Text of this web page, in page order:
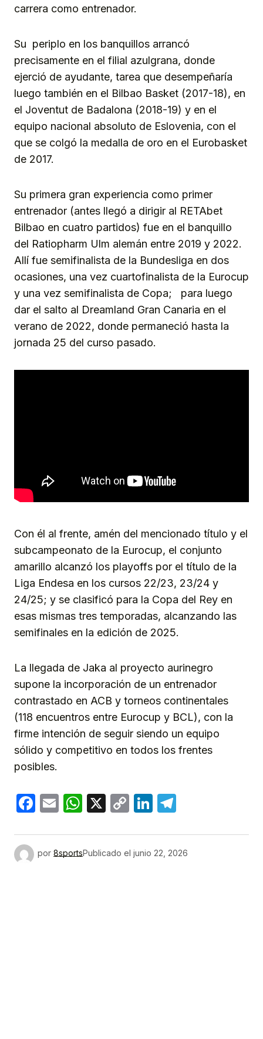
carrera como entrenador.
Su periplo en los banquillos arrancó
precisamente en el filial azulgrana, donde
ejerció de ayudante, tarea que desempeñaría
luego también en el Bilbao Basket (2017-18), en
el Joventut de Badalona (2018-19) y en el
equipo nacional absoluto de Eslovenia, con el
que se colgó la medalla de oro en el Eurobasket
de 2017.
Su primera gran experiencia como primer
entrenador (antes llegó a dirigir al RETAbet
Bilbao en cuatro partidos) fue en el banquillo
del Ratiopharm Ulm alemán entre 2019 y 2022.
Allí fue semifinalista de la Bundesliga en dos
ocasiones, una vez cuartofinalista de la Eurocup
y una vez semifinalista de Copa; para luego
dar el salto al Dreamland Gran Canaria en el
verano de 2022, donde permaneció hasta la
jornada 25 del curso pasado.
Con él al frente, amén del mencionado título y el
subcampeonato de la Eurocup, el conjunto
amarillo alcanzó los playoffs por el título de la
Liga Endesa en los cursos 22/23, 23/24 y
24/25; y se clasificó para la Copa del Rey en
esas mismas tres temporadas, alcanzando las
semifinales en la edición de 2025.
La llegada de Jaka al proyecto aurinegro
supone la incorporación de un entrenador
contrastado en ACB y torneos continentales
(118 encuentros entre Eurocup y BCL), con la
firme intención de seguir siendo un equipo
sólido y competitivo en todos los frentes
posibles.
Facebook
EmailWhatsApp
X
CopyLinkedIn
por 8sportsPublicado el junio 22, 2026